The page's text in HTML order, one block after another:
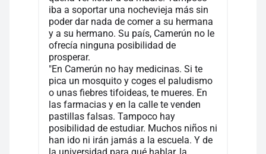
iba a soportar una nochevieja más sin
poder dar nada de comer a su hermana
y a su hermano. Su país, Camerún no le
ofrecía ninguna posibilidad de
prosperar.
"En Camerún no hay medicinas. Si te
pica un mosquito y coges el paludismo
o unas fiebres tifoideas, te mueres. En
las farmacias y en la calle te venden
pastillas falsas. Tampoco hay
posibilidad de estudiar. Muchos niños ni
han ido ni irán jamás a la escuela. Y de